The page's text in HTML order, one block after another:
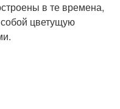
в те времена,
цветущую